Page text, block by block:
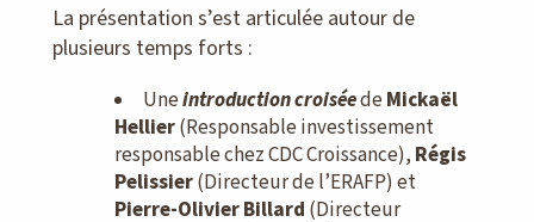
La présentation s’est articulée autour de
plusieurs temps forts :
Uneintroduction croiséede Mickaël
Hellier(Responsable investissement
responsable chez CDC Croissance), Régis
Pelissier(Directeur de l’ERAFP) et
Pierre-Olivier Billard (Directeur